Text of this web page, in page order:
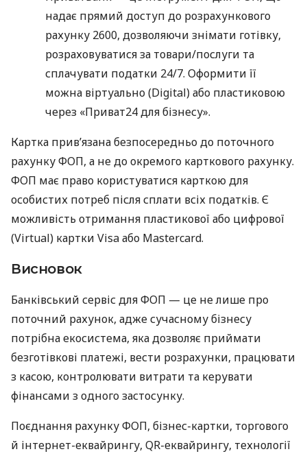
надає прямий доступ до розрахункового
рахунку 2600, дозволяючи знімати готівку,
розраховуватися за товари/послуги та
сплачувати податки 24/7. Оформити її
можна віртуально (Digital) або пластиковою
через «Приват24 для бізнесу».
Картка прив’язана безпосередньо до поточного
рахунку ФОП, а не до окремого карткового рахунку.
ФОП має право користуватися карткою для
особистих потреб після сплати всіх податків. Є
можливість отримання пластикової або цифрової
(Virtual) картки Visa або Mastercard.
Висновок
Банківський сервіс для ФОП — це не лише про
поточний рахунок, адже сучасному бізнесу
потрібна екосистема, яка дозволяє приймати
безготівкові платежі, вести розрахунки, працювати
з касою, контролювати витрати та керувати
фінансами з одного застосунку.
Поєднання рахунку ФОП, бізнес-картки, торгового
й інтернет-еквайрингу, QR-еквайрингу, технології